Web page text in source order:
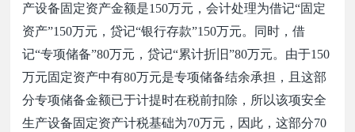
产设备固定资产金额是150万元，会计处理为借记“固定
资产”150万元，贷记“银行存款”150万元。同时，借
记“专项储备”80万元，贷记“累计折旧”80万元。由于150
万元固定资产中有80万元是专项储备结余承担，且这部
分专项储备金额已于计提时在税前扣除，所以该项安全
生产设备固定资产计税基础为70万元，因此，这部分70